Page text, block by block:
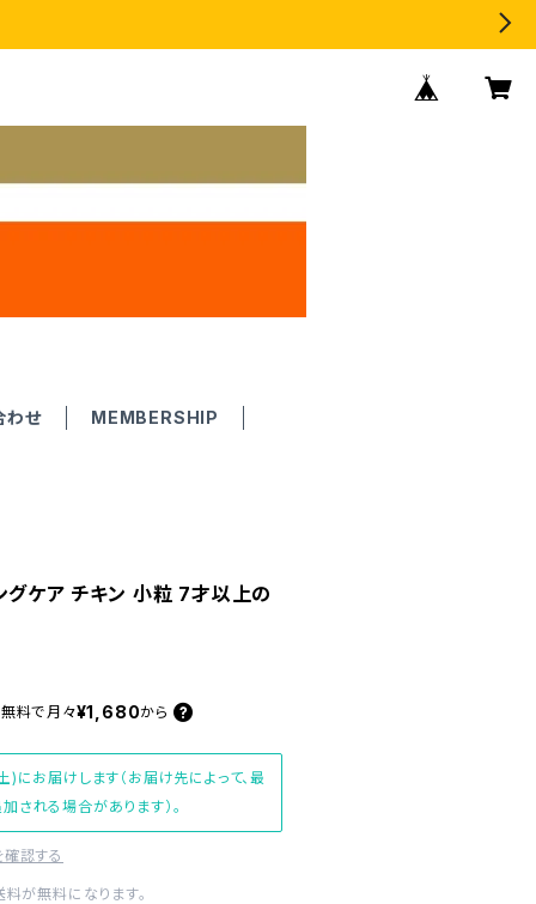
わせ MEMBERSHIP
グケア チキン 小粒 7才以上の
料で月々¥1,680から
お届けします（お届け先によって、最
される場合があります）。
認する
が無料になります。